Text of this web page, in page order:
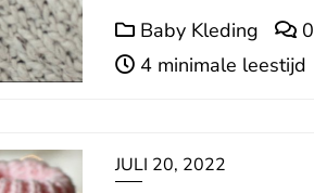
Baby Kleding
0
4 minimale leestijd
JULI 20, 2022